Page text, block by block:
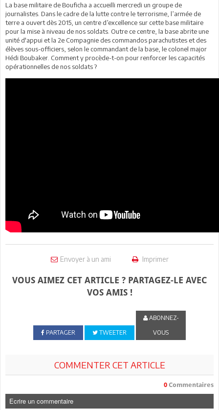
La base militaire de Bouficha a accueilli mercredi un groupe de
journalistes. Dans le cadre de la lutte contre le terrorisme, l’armée de
terre a ouvert dès 2015, un centre d’excellence sur cette base militaire
pour la mise à niveau de nos soldats. Outre ce centre, la base abrite une
unité d'appui et la 2e Compagnie des commandos parachutistes et des
élèves sous-officiers, selon le commandant de la base, le colonel major
Hédi Boubaker. Comment y procède-t-on pour renforcer les capacités
opérationnelles de nos soldats ?
Envoyer à un ami Imprimer
VOUS AIMEZ CET ARTICLE ? PARTAGEZ-LE AVEC
VOS AMIS !
PARTAGER TWEETER
ABONNEZ-
VOUS
COMMENTER CET ARTICLE
0 Commentaires
Ecrire un commentaire